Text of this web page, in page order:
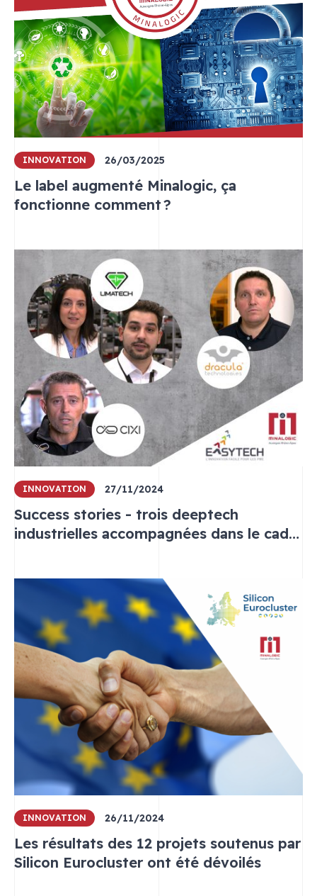
INNOVATION 26/03/2025
Le label augmenté Minalogic, ça
fonctionne comment ?
INNOVATION 27/11/2024
Success stories - trois deeptech
industrielles accompagnées dans le cadre
INNOVATION 26/11/2024
Les résultats des 12 projets soutenus par
Silicon Eurocluster ont été dévoilés